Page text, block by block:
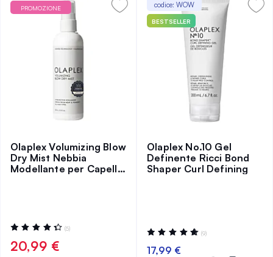
PROMOZIONE
Olaplex Volumizing Blow
Dry Mist Nebbia
Modellante per Capelli
Valutazione:
88%
(5)
20,99 €
codice: WOW
BESTSELLER
Olaplex No.10 Gel
Definente Ricci Bond
Shaper Curl Defining
Valutazione:
98%
(9)
17,99 €